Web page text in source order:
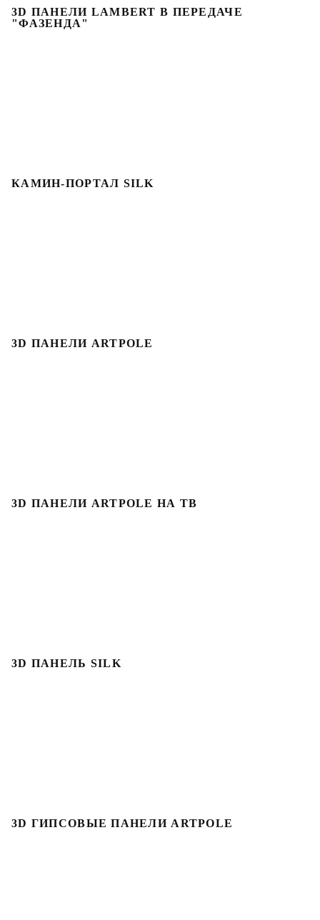
3D ПАНЕЛИ LAMBERT В ПЕРЕДАЧЕ
"ФАЗЕНДА"
КАМИН-ПОРТАЛ SILK
3D ПАНЕЛИ ARTPOLE
3D ПАНЕЛИ ARTPOLE НА ТВ
3D ПАНЕЛЬ SILK
3D ГИПСОВЫЕ ПАНЕЛИ ARTPOLE